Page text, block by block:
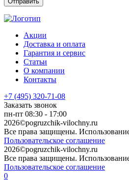
Акции
Доставка и оплата
Гарантия и сервис
Статьи
О компании
Контакты
+7 (495) 320-71-08
Заказать звонок
пн-пт 08:30 - 17:00
2026©pogruzchik-vilochny.ru
Все права защищены.
Пользовательское соглашение
2026©pogruzchik-vilochny.ru
Все права защищены.
Пользовательское соглашение
0